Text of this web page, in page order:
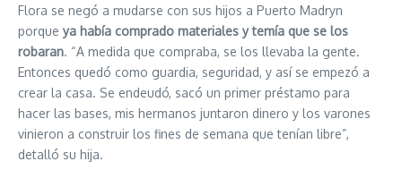
Flora se negó a mudarse con sus hijos a Puerto Madryn
porque ya había comprado materiales y temía que se los
robaran. “A medida que compraba, se los llevaba la gente.
Entonces quedó como guardia, seguridad, y así se empezó a
crear la casa. Se endeudó, sacó un primer préstamo para
hacer las bases, mis hermanos juntaron dinero y los varones
vinieron a construir los fines de semana que tenían libre”,
detalló su hija.